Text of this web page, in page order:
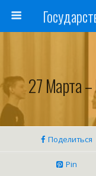
27 Марта
Поделиться
Pin